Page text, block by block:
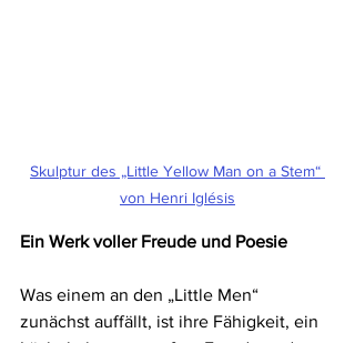
Skulptur des „Little Yellow Man on a Stem“
von Henri Iglésis
Ein Werk voller Freude und Poesie
Was einem an den „Little Men“
zunächst auffällt, ist ihre Fähigkeit, ein